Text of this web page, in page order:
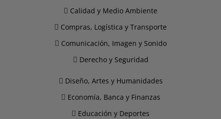
Calidad y Medio Ambiente
Compras, Logística y Transporte
Comunicación, Imagen y Sonido
Derecho y Seguridad
Diseño, Artes y Humanidades
Economía, Banca y Finanzas
Educación y Deportes